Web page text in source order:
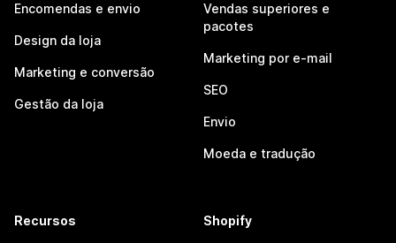
Encomendas e envio
Design da loja
Marketing e conversão
Gestão da loja
Vendas superiores e
pacotes
Marketing por e-mail
SEO
Envio
Moeda e tradução
Recursos Shopify